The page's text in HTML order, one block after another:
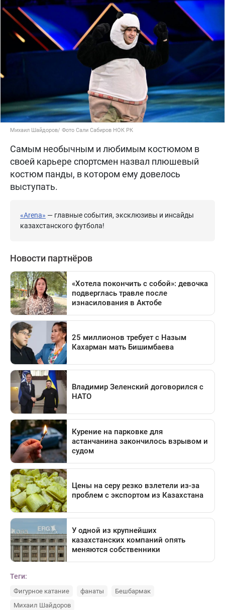
Михаил Шайдоров/ Фото Сали Сабиров НОК РК
Самым необычным и любимым костюмом в
своей карьере спортсмен назвал плюшевый
костюм панды, в котором ему довелось
выступать.
«Arena» — главные события, эксклюзивы и инсайды
казахстанского футбола!
Теги:
Фигурное катание фанаты
Бешбармак
Михаил Шайдоров